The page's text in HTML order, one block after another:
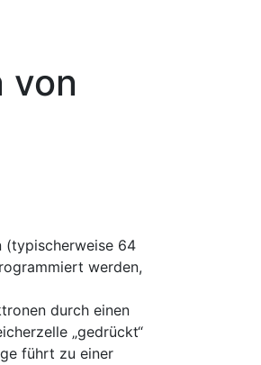
von
(typischerweise 64
werden,
durch einen
„gedrückt“
führt zu einer